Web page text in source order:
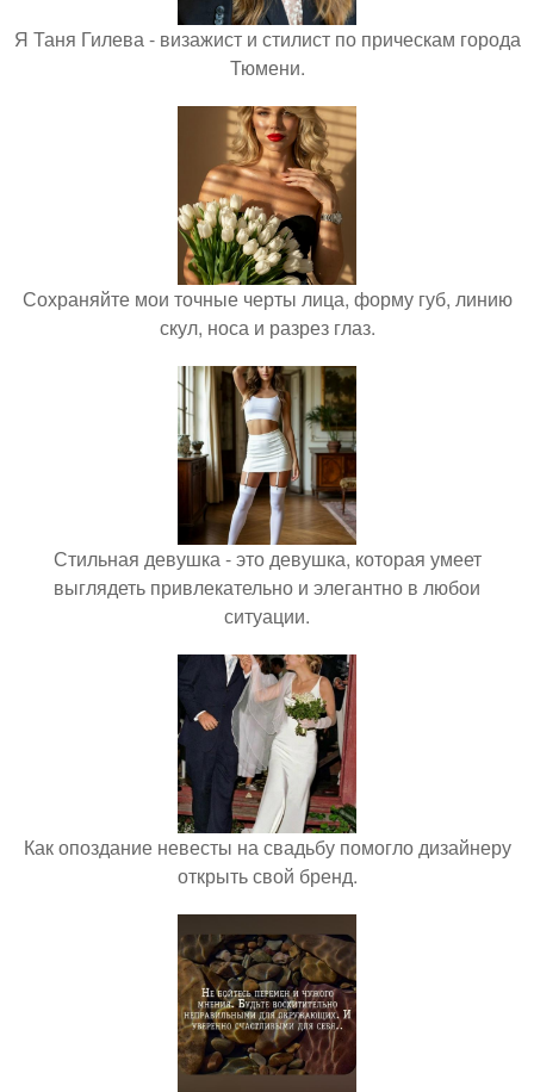
Я Таня Гилева - визажист и стилист по прическам города
Тюмени.
Сохраняйте мои точные черты лица, форму губ, линию
скул, носа и разрез глаз.
Стильная девушка - это девушка, которая умеет
выглядеть привлекательно и элегантно в любои
ситуации.
Как опоздание невесты на свадьбу помогло дизайнеру
открыть свой бренд.